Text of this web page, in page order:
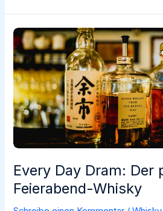
Erfahrungen,
Touren
&
Preise
für
deinen
Schottland-
Trip
Every Day Dram: Der
Feierabend-Whisky